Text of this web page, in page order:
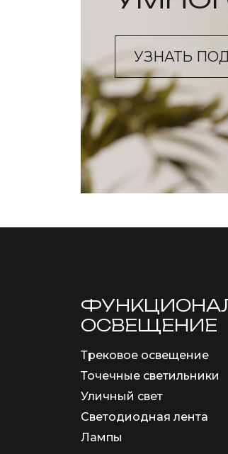
УЗНАТЬ
ОСВЕЩЕНИЕ
Трековое освещение
Точечные светильники
Уличный свет
Светодиодная лента
Лампы